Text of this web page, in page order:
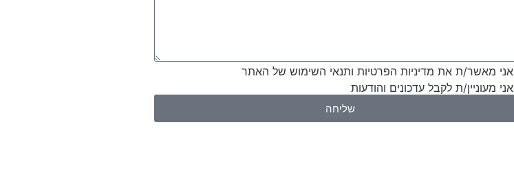
אני מאשר/ת את מדיניות הפרטיות ותנאי השימוש של האתר
אני מעוניין/ת לקבל עדכונים והודעות
שליחה